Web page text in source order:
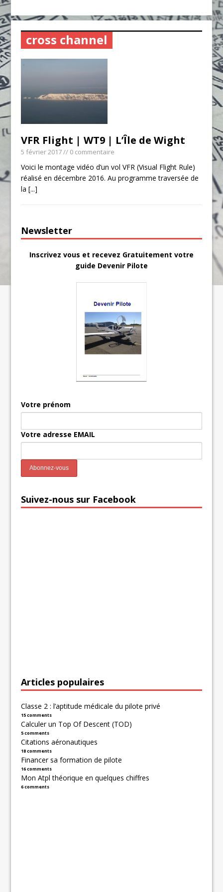
cross channel
VFR Flight | WT9 | L’Île de Wight
5 février 2017// 0 commentaire
Voici le montage vidéo d’un vol VFR (Visual Flight Rule)
réalisé en décembre 2016. Au programme traversée de
la[...]
Newsletter
Inscrivez vous et recevez Gratuitement votre
guide Devenir Pilote
Votre prénom
Votre adresse EMAIL
Suivez-nous sur Facebook
Articles populaires
Classe 2 : l’aptitude médicale du pilote privé
15 comments
Calculer un Top Of Descent (TOD)
5 comments
Citations aéronautiques
18 comments
Financer sa formation de pilote
16 comments
Mon Atpl théorique en quelques chiffres
6 comments